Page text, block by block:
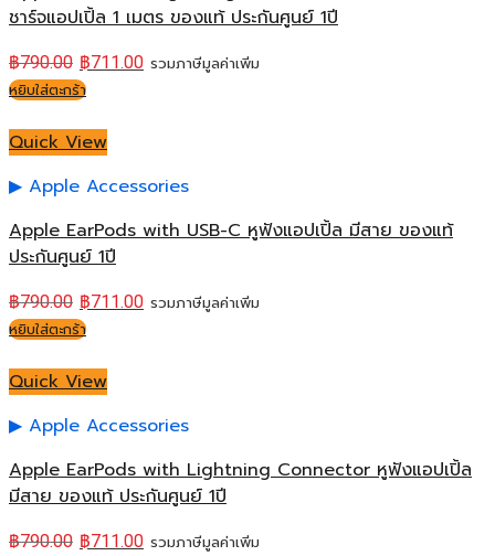
ชาร์จแอปเปิ้ล 1 เมตร ของแท้ ประกันศูนย์ 1ปี
฿790.00 ฿711.00 รวมภาษีมูลค่าเพิ่ม
หยิบใส่ตะกร้า
Quick View
Apple Accessories
Apple EarPods with USB-C หูฟังแอปเปิ้ล มีสาย ของแท้
ประกันศูนย์ 1ปี
฿790.00 ฿711.00 รวมภาษีมูลค่าเพิ่ม
หยิบใส่ตะกร้า
Quick View
Apple Accessories
Apple EarPods with Lightning Connector หูฟังแอปเปิ้ล
มีสาย ของแท้ ประกันศูนย์ 1ปี
฿790.00 ฿711.00 รวมภาษีมูลค่าเพิ่ม